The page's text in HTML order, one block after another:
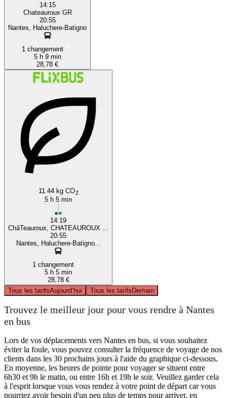
14:15
Chateauroux GR
20:55
Nantes, Haluchere-Batigno
1 changement
5 h 9 min
28,78 €
11.44 kg CO2
5 h 5 min
14:19
ChâTeauroux, CHATEAUROUX ...
20:55
Nantes, Haluchere-Batigno...
1 changement
5 h 5 min
28,78 €
Tous les tarifsAujourd’hui Tous les tarifsDemain
Trouvez le meilleur jour pour vous rendre à Nantes
en bus
Lors de vos déplacements vers Nantes en bus, si vous souhaitez
éviter la foule, vous pouvez consulter la fréquence de voyage de nos
clients dans les 30 prochains jours à l'aide du graphique ci-dessous.
En moyenne, les heures de pointe pour voyager se situent entre
6h30 et 9h le matin, ou entre 16h et 19h le soir. Veuillez garder cela
à l'esprit lorsque vous vous rendez à votre point de départ car vous
pourriez avoir besoin d'un peu plus de temps pour arriver, en